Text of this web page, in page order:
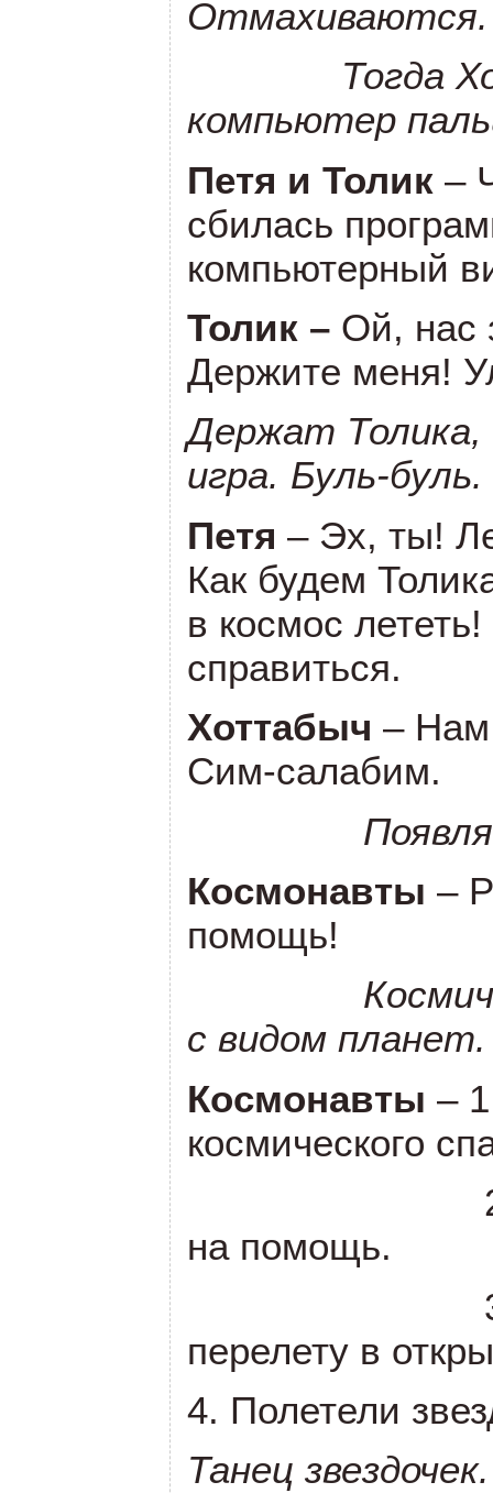
Отмахиваются.
Тогда
компьютер
Петя и Толик –
сбилась
компьютерный
Толик – Ой, нас
Держите меня!
Держат Толика,
игра. Буль-буль.
Петя – Эх, ты!
Как будем
в космос
справиться.
Хоттабыч – Нам
Сим-салабим.
Космонавты –
помощь!
с видом планет.
Космонавты –
космического
на помощь.
перелету в
4. Полетели
Танец звездочек.